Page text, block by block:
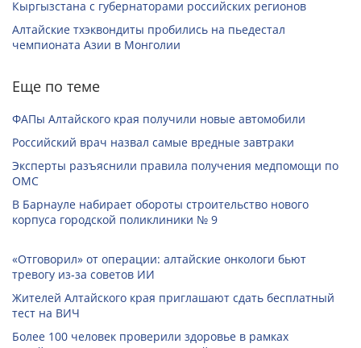
Кыргызстана с губернаторами российских регионов
Алтайские тхэквондиты пробились на пьедестал
чемпионата Азии в Монголии
Еще по теме
ФАПы Алтайского края получили новые автомобили
Российский врач назвал самые вредные завтраки
Эксперты разъяснили правила получения медпомощи по
ОМС
В Барнауле набирает обороты строительство нового
корпуса городской поликлиники № 9
«Отговорил» от операции: алтайские онкологи бьют
тревогу из‑за советов ИИ
Жителей Алтайского края приглашают сдать бесплатный
тест на ВИЧ
Более 100 человек проверили здоровье в рамках